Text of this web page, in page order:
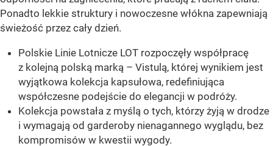
Ponadto lekkie struktury i nowoczesne włókna zapewniają
świeżość przez cały dzień.
Polskie Linie Lotnicze LOT rozpoczęły współpracę
z kolejną polską marką – Vistulą, której wynikiem jest
wyjątkowa kolekcja kapsułowa, redefiniująca
współczesne podejście do elegancji w podróży.
Kolekcja powstała z myślą o tych, którzy żyją w drodze
i wymagają od garderoby nienagannego wyglądu, bez
kompromisów w kwestii wygody.